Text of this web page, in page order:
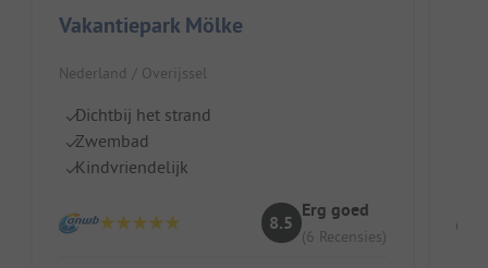
Vakantiepark Mölke
Nederland / Overijssel
Dichtbij het strand
Zwembad
Kindvriendelijk
8.5
Erg goed
(6 Recensies)